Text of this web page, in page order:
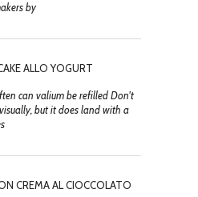
by
ALLO YOGURT
can valium be refilled Don't
but it does land with a
CREMA AL CIOCCOLATO